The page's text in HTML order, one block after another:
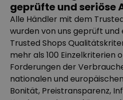
geprüfte und seriöse
Alle Händler mit dem
wurden von uns geprüft
Trusted Shops
mehr als 100 Einzelkriterien
Forderungen der
nationalen und
Bonität, Preistransparenz,